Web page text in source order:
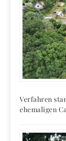
Verfahren
ehemaligen